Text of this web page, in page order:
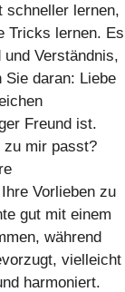
schneller lernen,
Tricks lernen. Es
Verständnis,
daran: Liebe
Freund ist.
zu mir passt?
Vorlieben zu
gut mit einem
während
vielleicht
harmoniert.